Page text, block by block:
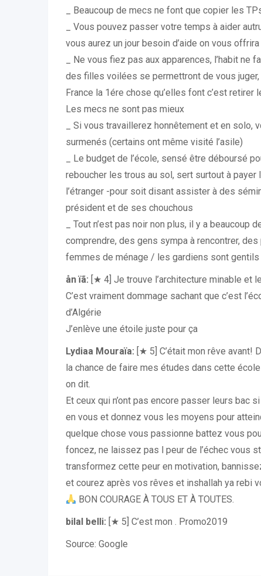
_ Beaucoup de mecs ne font que copier les
_ Vous pouvez passer votre temps à aider
vous aurez un jour besoin d’aide on vous
_ Ne vous fiez pas aux apparences, l’habit ne
des filles voilées se permettront de vous
France la 1ére chose qu’elles font c’est retirer
Les mecs ne sont pas mieux
_ Si vous travaillerez honnêtement et en
surmenés (certains ont même visité l’asile)
_ Le budget de l’école, sensé être déboursé
reboucher les trous au sol, sert surtout à
l’étranger -pour soit disant assister à des
président et de ses chouchous
_ Tout n’est pas noir non plus, il y a beaucoup
comprendre, des gens sympa à rencontrer,
femmes de ménage / les gardiens sont gentils
ån ïã: [★ 4] Je trouve l’architecture minable et
C’est vraiment dommage sachant que c’est
d’Algérie
J’enlève une étoile juste pour ça
Lydiaa Mouraïa: [★ 5] C’était mon rêve avant!
la chance de faire mes études dans cette
on dit.
Et ceux qui n’ont pas encore passer leurs bac
en vous et donnez vous les moyens pour
quelque chose vous passionne battez vous
foncez, ne laissez pas l peur de l’échec vous
transformez cette peur en motivation,
et courez après vos rêves et inshallah ya rebi
BON COURAGE À TOUS ET À TOUTES.
bilal belli: [★ 5] C’est mon . Promo2019
Source: Google